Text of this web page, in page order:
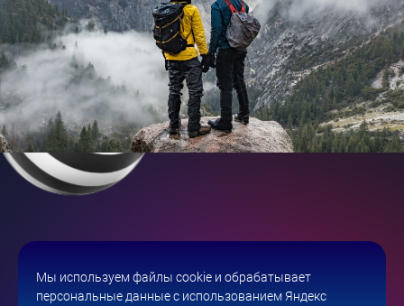
Что сделали
Мы используем файлы cookie и обрабатывает
персональные данные с использованием Яндекс